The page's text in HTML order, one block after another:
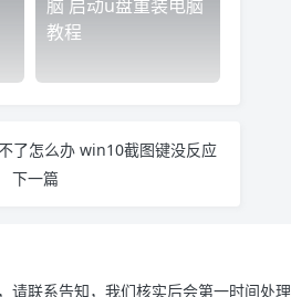
脑 启动u盘重装电脑
教程
了怎么办 win10截图键没反应
下一篇
请联系告知，我们核实后会第一时间处